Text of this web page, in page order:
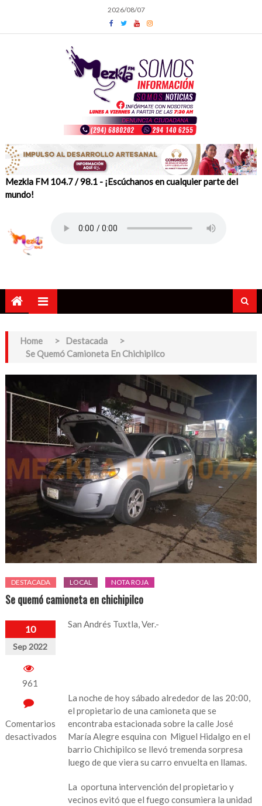
content
2026/08/07
Mezkla FM 104.7 / 98.1 - ¡Escúchanos en cualquier parte del
mundo!
Home > Destacada
>
Se Quemó Camioneta En Chichipilco
DESTACADA LOCAL NOTA ROJA
Se quemó camioneta en chichipilco
10
Sep 2022
961
Comentarios
desactivados
San Andrés Tuxtla, Ver.-
La noche de hoy sábado alrededor de las 20:00,
el propietario de una camioneta que se
encontraba estacionada sobre la calle José
María Alegre esquina con Miguel Hidalgo en el
barrio Chichipilco se llevó tremenda sorpresa
luego de que viera su carro envuelta en llamas.
La oportuna intervención del propietario y
vecinos evitó que el fuego consumiera la unidad